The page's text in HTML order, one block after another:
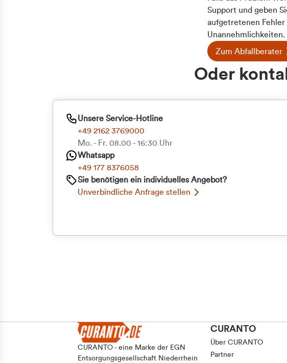
Zu
Support und geben
aufgetretenen
Unannehmlichkeiten.
Zum Abfallberater
Oder
Unsere Service-Hotline
+49 2162 3769000
Mo. - Fr. 08.00 - 16:30 Uhr
Whatsapp
+49 177 8376058
Sie benötigen ein individuelles Angebot?
Unverbindliche Anfrage stellen
CURANTO - eine Marke der EGN
Entsorgungsgesellschaft Niederrhein
CURANTO
Über CURANTO
Partner